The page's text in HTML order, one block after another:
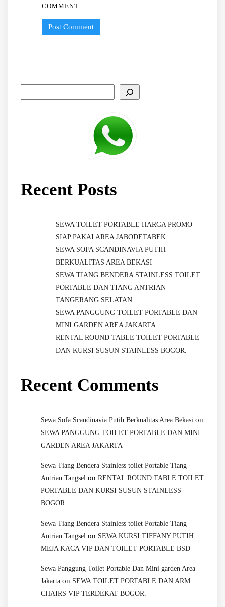
COMMENT.
Recent Posts
SEWA TOILET PORTABLE HARGA PROMO
SIAP PAKAI AREA JABODETABEK.
SEWA SOFA SCANDINAVIA PUTIH
BERKUALITAS AREA BEKASI
SEWA TIANG BENDERA STAINLESS TOILET
PORTABLE DAN TIANG ANTRIAN
TANGERANG SELATAN.
SEWA PANGGUNG TOILET PORTABLE DAN
MINI GARDEN AREA JAKARTA
RENTAL ROUND TABLE TOILET PORTABLE
DAN KURSI SUSUN STAINLESS BOGOR.
Recent Comments
Sewa Sofa Scandinavia Putih Berkualitas Area Bekasi on
SEWA PANGGUNG TOILET PORTABLE DAN MINI
GARDEN AREA JAKARTA
Sewa Tiang Bendera Stainless toilet Portable Tiang
Antrian Tangsel on RENTAL ROUND TABLE TOILET
PORTABLE DAN KURSI SUSUN STAINLESS
BOGOR.
Sewa Tiang Bendera Stainless toilet Portable Tiang
Antrian Tangsel on SEWA KURSI TIFFANY PUTIH
MEJA KACA VIP DAN TOILET PORTABLE BSD
Sewa Panggung Toilet Portable Dan Mini garden Area
Jakarta on SEWA TOILET PORTABLE DAN ARM
CHAIRS VIP TERDEKAT BOGOR.